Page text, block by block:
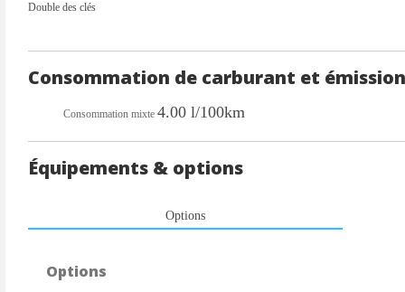
Double des clés
Consommation de carburant et émission
Consommation mixte 4.00 l/100km
Équipements & options
Options
Options